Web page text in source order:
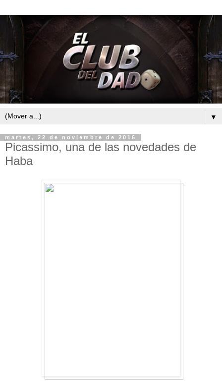
▼
martes, 22 de noviembre de 2016
Picassimo, una de las novedades de
Haba